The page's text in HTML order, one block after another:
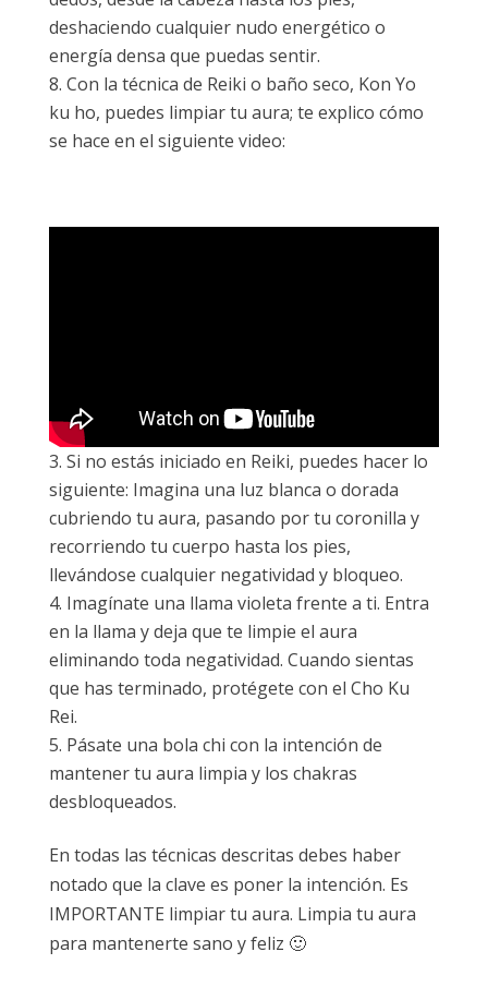
deshaciendo cualquier nudo energético o
energía densa que puedas sentir.
Con la técnica de Reiki o baño seco, Kon Yo
ku ho, puedes limpiar tu aura; te explico cómo
se hace en el siguiente video:
Si no estás iniciado en Reiki, puedes hacer lo
siguiente: Imagina una luz blanca o dorada
cubriendo tu aura, pasando por tu coronilla y
recorriendo tu cuerpo hasta los pies,
llevándose cualquier negatividad y bloqueo.
Imagínate una llama violeta frente a ti. Entra
en la llama y deja que te limpie el aura
eliminando toda negatividad. Cuando sientas
que has terminado, protégete con el Cho Ku
Rei.
Pásate una bola chi con la intención de
mantener tu aura limpia y los chakras
desbloqueados.
En todas las técnicas descritas debes haber
notado que la clave es poner la intención. Es
IMPORTANTE limpiar tu aura. Limpia tu aura
para mantenerte sano y feliz 🙂